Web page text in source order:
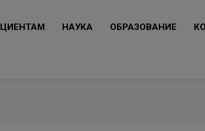
НАУКА ОБРАЗОВАНИЕ